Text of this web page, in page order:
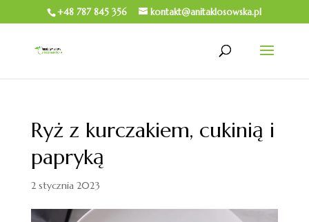
+48 787 845 356 kontakt@anitaklosowska.pl
Ryż z kurczakiem, cukinią i
papryką
2 stycznia 2023